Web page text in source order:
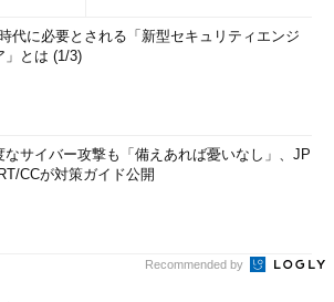
代に必要とされる「新型セキュリティエンジ
」とは (1/3)
なサイバー攻撃も「備えあれば憂いなし」、JP
CCが対策ガイド公開
Recommended by